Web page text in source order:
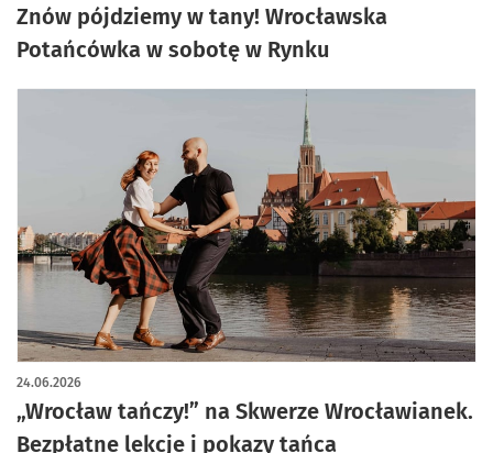
Znów pójdziemy w tany! Wrocławska
Potańcówka w sobotę w Rynku
„Wrocław tańczy!” na Skwerze Wrocławianek.
Bezpłatne lekcje i pokazy tańca
24.06.2026